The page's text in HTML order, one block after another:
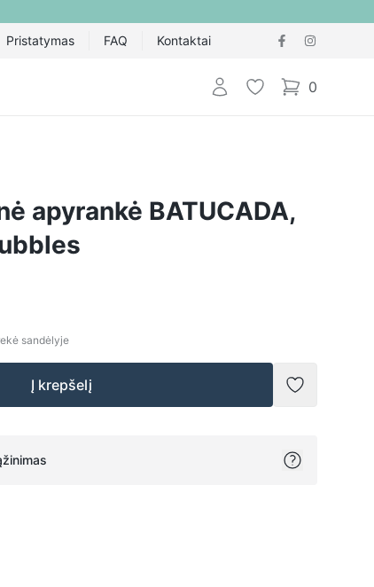
Pristatymas FAQ Kontaktai
PrisijungtiPageidavimų
0
items in cart,
apyrankė BATUCADA,
sandėlyje
Į krepšelį
Pridėti į